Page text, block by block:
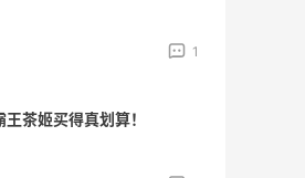
1
茶姬买得真划算！